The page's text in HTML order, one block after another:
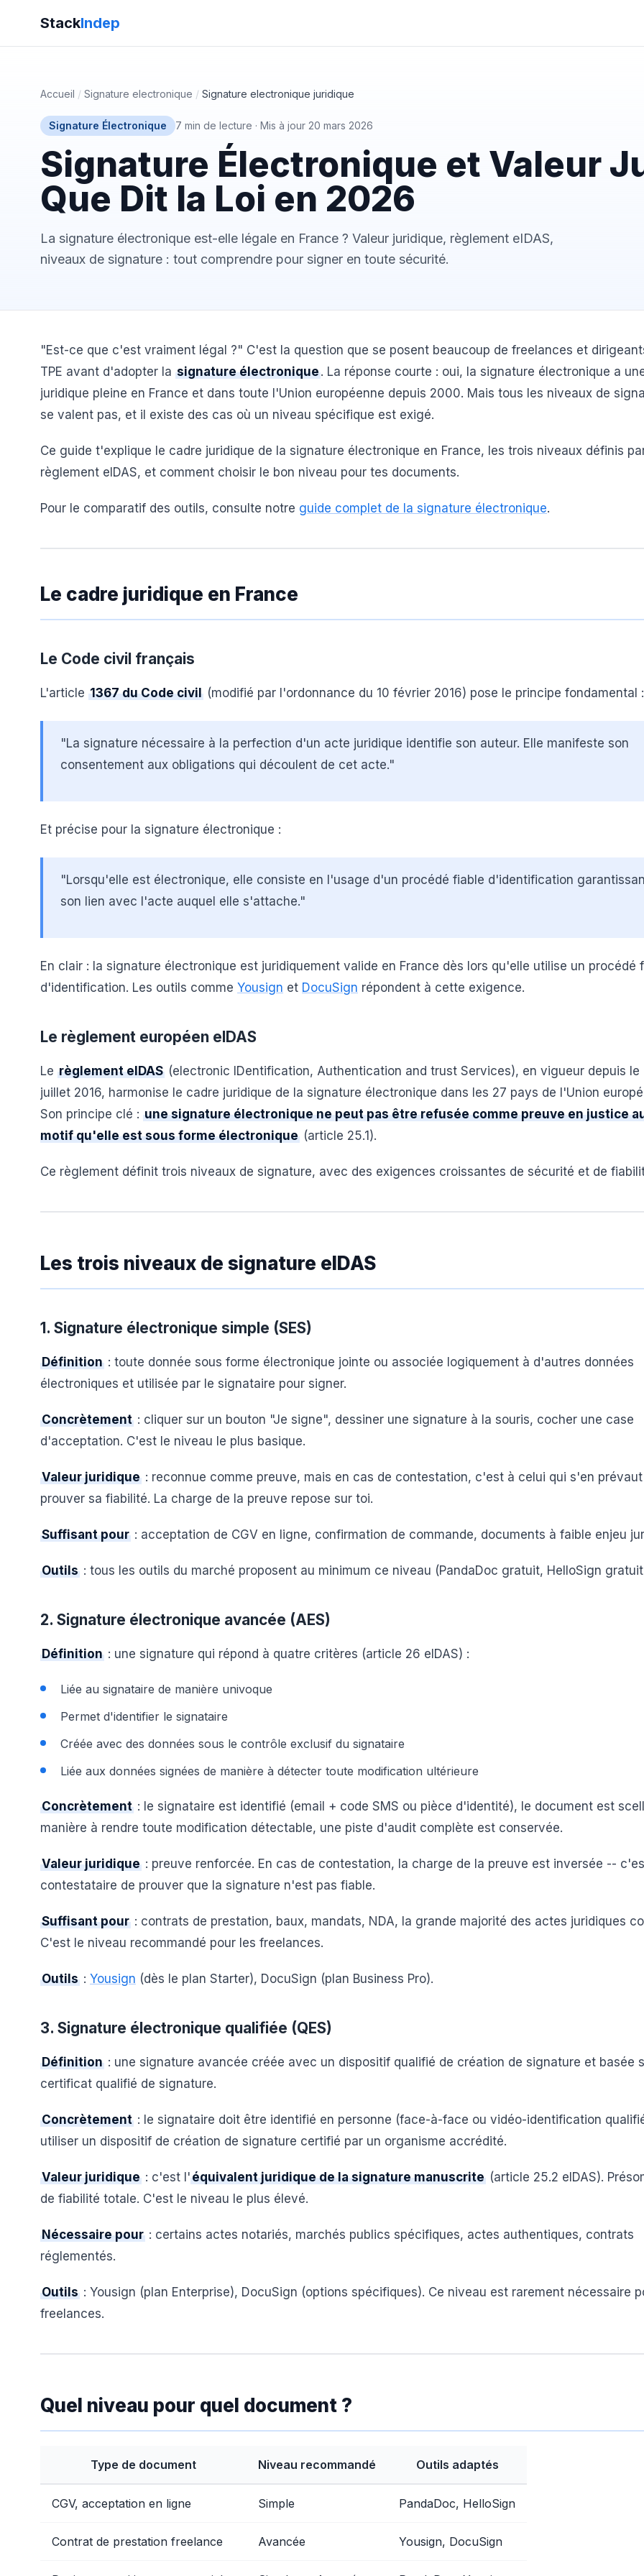
StackIndep
Accueil / Signature electronique / Signature electronique juridique
Signature Électronique 7 min de lecture · Mis à jour 20 mars 2026
Signature Électronique et Valeur
Que Dit la Loi en 2026
La signature électronique est-elle légale en France ? Valeur juridique, règlement eIDAS,
niveaux de signature : tout comprendre pour signer en toute sécurité.
"Est-ce que c'est vraiment légal ?" C'est la question que se posent beaucoup de freelances et
TPE avant d'adopter la signature électronique. La réponse courte : oui, la signature électronique a
juridique pleine en France et dans toute l'Union européenne depuis 2000. Mais tous les niveaux de
se valent pas, et il existe des cas où un niveau spécifique est exigé.
Ce guide t'explique le cadre juridique de la signature électronique en France, les trois niveaux définis
règlement eIDAS, et comment choisir le bon niveau pour tes documents.
Pour le comparatif des outils, consulte notre guide complet de la signature électronique.
Le cadre juridique en France
Le Code civil français
L'article 1367 du Code civil (modifié par l'ordonnance du 10 février 2016) pose le principe fondamental :
"La signature nécessaire à la perfection d'un acte juridique identifie son auteur. Elle manifeste son
consentement aux obligations qui découlent de cet acte."
Et précise pour la signature électronique :
"Lorsqu'elle est électronique, elle consiste en l'usage d'un procédé fiable d'identification
son lien avec l'acte auquel elle s'attache."
En clair : la signature électronique est juridiquement valide en France dès lors qu'elle utilise un procédé
d'identification. Les outils comme Yousign et DocuSign répondent à cette exigence.
Le règlement européen eIDAS
Le règlement eIDAS (electronic IDentification, Authentication and trust Services), en vigueur depuis le
juillet 2016, harmonise le cadre juridique de la signature électronique dans les 27 pays de l'Union
Son principe clé : une signature électronique ne peut pas être refusée comme preuve en justice
motif qu'elle est sous forme électronique (article 25.1).
Ce règlement définit trois niveaux de signature, avec des exigences croissantes de sécurité et de
Les trois niveaux de signature eIDAS
1. Signature électronique simple (SES)
Définition : toute donnée sous forme électronique jointe ou associée logiquement à d'autres données
électroniques et utilisée par le signataire pour signer.
Concrètement : cliquer sur un bouton "Je signe", dessiner une signature à la souris, cocher une case
d'acceptation. C'est le niveau le plus basique.
Valeur juridique : reconnue comme preuve, mais en cas de contestation, c'est à celui qui s'en
prouver sa fiabilité. La charge de la preuve repose sur toi.
Suffisant pour : acceptation de CGV en ligne, confirmation de commande, documents à faible enjeu
Outils : tous les outils du marché proposent au minimum ce niveau (PandaDoc gratuit, HelloSign
2. Signature électronique avancée (AES)
Définition : une signature qui répond à quatre critères (article 26 eIDAS) :
Liée au signataire de manière univoque
Permet d'identifier le signataire
Créée avec des données sous le contrôle exclusif du signataire
Liée aux données signées de manière à détecter toute modification ultérieure
Concrètement : le signataire est identifié (email + code SMS ou pièce d'identité), le document est
manière à rendre toute modification détectable, une piste d'audit complète est conservée.
Valeur juridique : preuve renforcée. En cas de contestation, la charge de la preuve est inversée --
contestataire de prouver que la signature n'est pas fiable.
Suffisant pour : contrats de prestation, baux, mandats, NDA, la grande majorité des actes juridiques
C'est le niveau recommandé pour les freelances.
Outils : Yousign (dès le plan Starter), DocuSign (plan Business Pro).
3. Signature électronique qualifiée (QES)
Définition : une signature avancée créée avec un dispositif qualifié de création de signature et basée
certificat qualifié de signature.
Concrètement : le signataire doit être identifié en personne (face-à-face ou vidéo-identification
utiliser un dispositif de création de signature certifié par un organisme accrédité.
Valeur juridique : c'est l'équivalent juridique de la signature manuscrite (article 25.2 eIDAS).
de fiabilité totale. C'est le niveau le plus élevé.
Nécessaire pour : certains actes notariés, marchés publics spécifiques, actes authentiques, contrats
réglementés.
Outils : Yousign (plan Enterprise), DocuSign (options spécifiques). Ce niveau est rarement nécessaire
freelances.
Quel niveau pour quel document ?
Type de document Niveau recommandé Outils adaptés
CGV, acceptation en ligne Simple PandaDoc, HelloSign
Contrat de prestation freelance Avancée Yousign, DocuSign